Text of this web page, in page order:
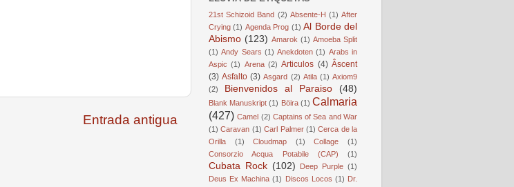
Entrada antigua
21st Schizoid Band (2) Absente-H (1) After
Crying (1) Agenda Prog (1) Al Borde del
Abismo (123) Amarok (1) Amoeba Split
(1) Andy Sears (1) Anekdoten (1) Arabs in
Aspic (1) Arena (2) Articulos (4) Âscent
(3) Asfalto (3) Asgard (2) Atila (1) Axiom9
(2)
Bienvenidos al Paraiso (48)
Blank Manuskript (1) Böira (1) Calmaria
(427) Camel (2) Captains of Sea and War
(1) Caravan (1) Carl Palmer (1) Cerca de la
Orilla
(1) Cloudmap (1) Collage
(1)
Consorzio Acqua Potabile (CAP)
(1)
Cubata Rock (102) Deep Purple (1)
Deus Ex Machina (1) Discos Locos (1) Dr.